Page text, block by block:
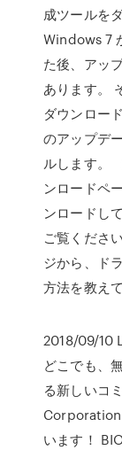
成ツールを
Windows 7
た後、アッ
あります。
ダウンロー
のアップデ
ルします。
ンロードペ
ンロードし
ご覧くださ
ジから、ド
方法を教え
2018/09/10
どこでも、
る新しいコ
Corporation
います！